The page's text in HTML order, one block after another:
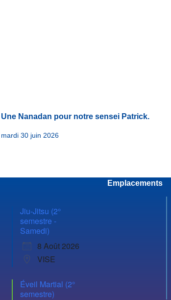
Une Nanadan pour notre sensei Patrick.
mardi 30 juin 2026
Jiu-Jitsu (2°
semestre -
Samedi)
8 Août 2026
VISE
Éveil Martial (2°
semestre)
Emplacements